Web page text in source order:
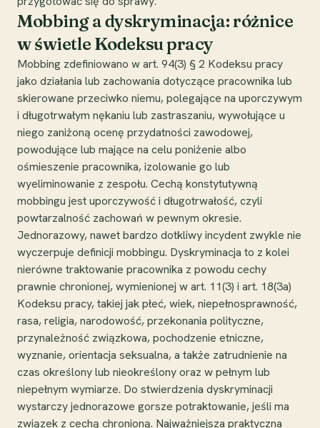
Mobbing a dyskryminacja: różnice
w świetle Kodeksu pracy
Mobbing zdefiniowano w art. 94(3) § 2 Kodeksu pracy
jako działania lub zachowania dotyczące pracownika lub
skierowane przeciwko niemu, polegające na uporczywym
i długotrwałym nękaniu lub zastraszaniu, wywołujące u
niego zaniżoną ocenę przydatności zawodowej,
powodujące lub mające na celu poniżenie albo
ośmieszenie pracownika, izolowanie go lub
wyeliminowanie z zespołu. Cechą konstytutywną
mobbingu jest uporczywość i długotrwałość, czyli
powtarzalność zachowań w pewnym okresie.
Jednorazowy, nawet bardzo dotkliwy incydent zwykle nie
wyczerpuje definicji mobbingu. Dyskryminacja to z kolei
nierówne traktowanie pracownika z powodu cechy
prawnie chronionej, wymienionej w art. 11(3) i art. 18(3a)
Kodeksu pracy, takiej jak płeć, wiek, niepełnosprawność,
rasa, religia, narodowość, przekonania polityczne,
przynależność związkowa, pochodzenie etniczne,
wyznanie, orientacja seksualna, a także zatrudnienie na
czas określony lub nieokreślony oraz w pełnym lub
niepełnym wymiarze. Do stwierdzenia dyskryminacji
wystarczy jednorazowe gorsze potraktowanie, jeśli ma
związek z cechą chronioną. Najważniejsza praktyczna